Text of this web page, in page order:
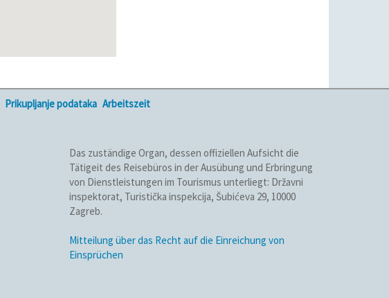
Prikupljanje podataka Arbeitszeit
Das zuständige Organ, dessen offiziellen Aufsicht die
Tätigeit des Reisebüros in der Ausübung und Erbringung
von Dienstleistungen im Tourismus unterliegt: Državni
inspektorat, Turistička inspekcija, Šubićeva 29, 10000
Zagreb.
Mitteilung über das Recht auf die Einreichung von
Einsprüchen